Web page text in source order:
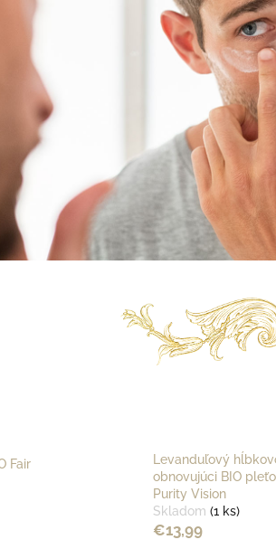
Fair
Levanduľový
obnovujúci BIO
Purity Vision
Skladom (1 ks)
€13,99